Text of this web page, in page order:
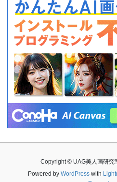
Copyright © UAG美人画研究
Powered by WordPresswith